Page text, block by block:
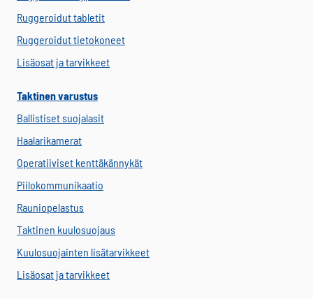
Ruggeroidut tabletit
Ruggeroidut tietokoneet
Lisäosat ja tarvikkeet
Taktinen varustus
Ballistiset suojalasit
Haalarikamerat
Operatiiviset kenttäkännykät
Piilokommunikaatio
Rauniopelastus
Taktinen kuulosuojaus
Kuulosuojainten lisätarvikkeet
Lisäosat ja tarvikkeet